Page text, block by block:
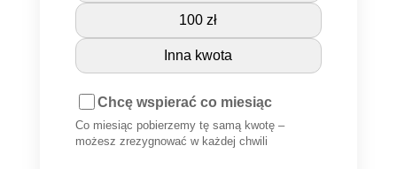
100 zł
Inna kwota
Chcę wspierać co miesiąc
Co miesiąc pobierzemy tę samą kwotę –
możesz zrezygnować w każdej chwili